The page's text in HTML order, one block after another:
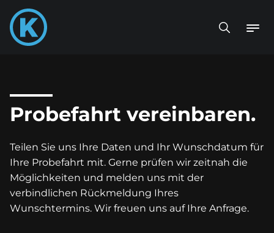
Probefahrt vereinbaren.
Teilen Sie uns Ihre Daten und Ihr Wunschdatum für
Ihre Probefahrt mit. Gerne prüfen wir zeitnah die
Möglichkeiten und melden uns mit der
verbindlichen Rückmeldung Ihres
Wunschtermins. Wir freuen uns auf Ihre Anfrage.